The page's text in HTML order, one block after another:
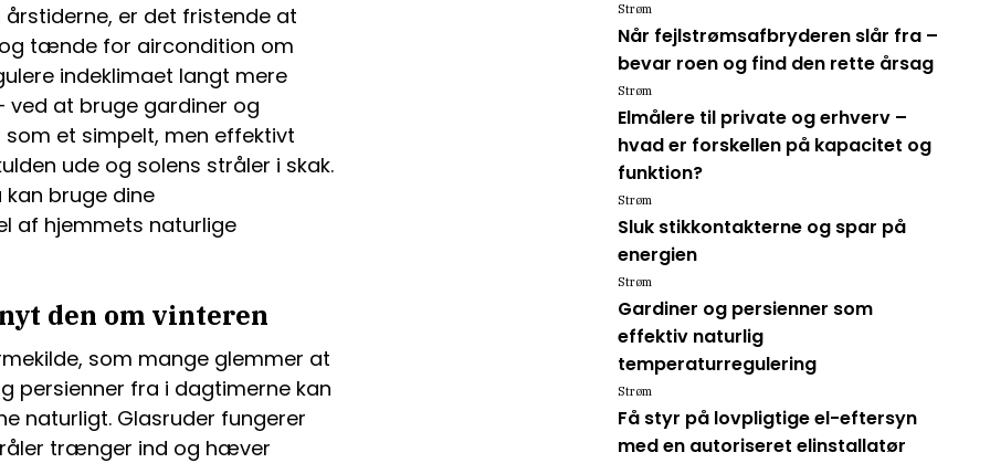
er det fristende at
tænde for aircondition om
indeklimaet langt mere
ved at bruge gardiner og
som et simpelt, men effektivt
ude og solens stråler i skak.
kan bruge dine
af hjemmets naturlige
den om vinteren
som mange glemmer at
persienner fra i dagtimerne kan
naturligt. Glasruder fungerer
trænger ind og hæver
Når fejlstrømsafbryderen slår fra –
bevar roen og find den rette årsag
Strøm
Elmålere til private og erhverv –
hvad er forskellen på kapacitet og
funktion?
Strøm
Sluk stikkontakterne og spar på
energien
Strøm
Gardiner og persienner som
effektiv naturlig
temperaturregulering
Strøm
Få styr på lovpligtige el-eftersyn
med en autoriseret elinstallatør
Strøm